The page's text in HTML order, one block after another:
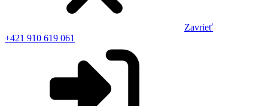
Zavrieť
+421 910 619 061